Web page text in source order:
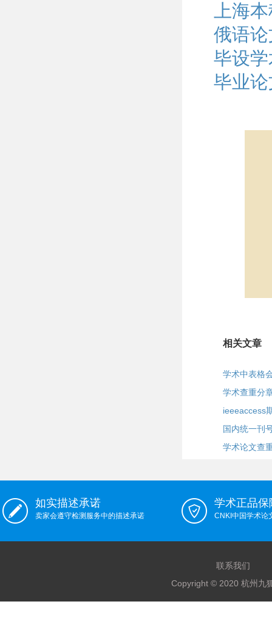
上海
俄语
毕设
毕业
相关文章
学术中表格
学术查重分
ieeeaccess
国内统一刊
学术论文查
如实描述承诺
卖家会遵守检测服务中的描述承诺
学术正品保
CNKI中国学术论
联系我们
Copyright © 2020 杭州九